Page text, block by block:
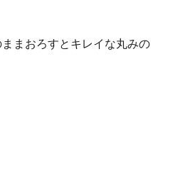
まおろすとキレイな丸みの